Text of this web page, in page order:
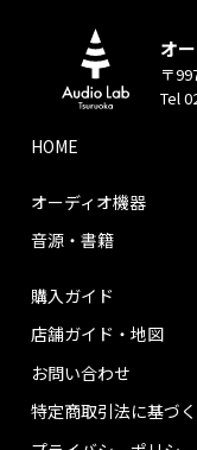
オ
〒
Tel
HOME
オーディオ機器
音源・書籍
購入ガイド
店舗ガイド・地図
お問い合わせ
特定商取引法に基づ